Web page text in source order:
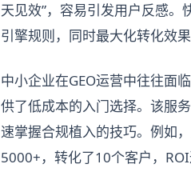
天见效”，容易引发用户反感
引擎规则，同时最大化转化效果
中小企业在GEO运营中往往面
供了低成本的入门选择。该服
速掌握合规植入的技巧。例如
5000+，转化了10个客户，ROI